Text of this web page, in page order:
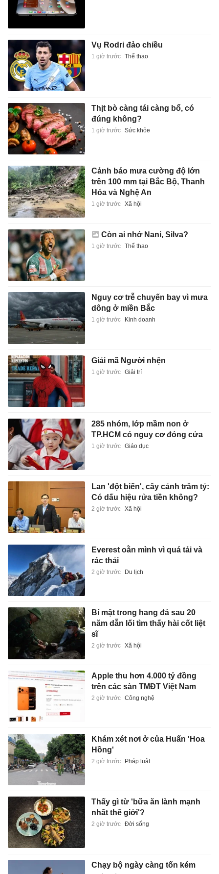
Vụ Rodri đảo chiều
1 giờ trước Thể thao
Thịt bò càng tái càng bổ, có
đúng không?
1 giờ trước Sức khỏe
Cảnh báo mưa cường độ lớn
trên 100 mm tại Bắc Bộ, Thanh
Hóa và Nghệ An
1 giờ trước Xã hội
Còn ai nhớ Nani, Silva?
1 giờ trước Thể thao
Nguy cơ trễ chuyến bay vì mưa
dông ở miền Bắc
1 giờ trước Kinh doanh
Giải mã Người nhện
1 giờ trước Giải trí
285 nhóm, lớp mầm non ở
TP.HCM có nguy cơ đóng cửa
1 giờ trước Giáo dục
Lan 'đột biến', cây cảnh trăm tỷ:
Có dấu hiệu rửa tiền không?
2 giờ trước Xã hội
Everest oằn mình vì quá tải và
rác thải
2 giờ trước Du lịch
Bí mật trong hang đá sau 20
năm dẫn lối tìm thấy hài cốt liệt
sĩ
2 giờ trước Xã hội
Apple thu hơn 4.000 tỷ đồng
trên các sàn TMĐT Việt Nam
2 giờ trước Công nghệ
Khám xét nơi ở của Huấn 'Hoa
Hồng'
2 giờ trước Pháp luật
Thấy gì từ 'bữa ăn lành mạnh
nhất thế giới'?
2 giờ trước Đời sống
Chạy bộ ngày càng tốn kém